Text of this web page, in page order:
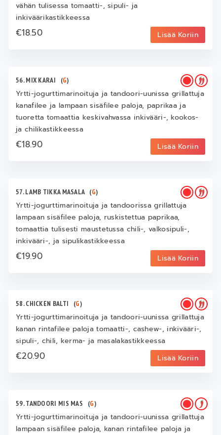
vähän tulisessa tomaatti-, sipuli- ja
inkiväärikastikkeessa
€18.50 Lisää Koriin
56. MIX KARAI (G)
Yrtti-jogurttimarinoituja ja tandoori-uunissa grillattuja
kanafilee ja lampaan sisäfilee paloja, paprikaa ja
tuoretta tomaattia keskivahvassa inkivääri-, kookos-
ja chilikastikkeessa
€18.90 Lisää Koriin
57. LAMB TIKKA MASALA (G)
Yrtti-jogurttimarinoituja ja tandoorissa grillattuja
lampaan sisäfilee paloja, ruskistettua paprikaa,
tomaattia tulisesti maustetussa chili-, valkosipuli-,
inkivääri-, ja sipulikastikkeessa
€19.90 Lisää Koriin
58. CHICKEN BALTI (G)
Yrtti-jogurttimarinoituja ja tandoori-uunissa grillattuja
kanan rintafilee paloja tomaatti-, cashew-, inkivääri-,
sipuli-, chili, kerma- ja masalakastikkeessa
€20.90 Lisää Koriin
59. TANDOORI MIS MAS (G)
Yrtti-jogurttimarinoituja ja tandoori-uunissa grillattuja
lampaan sisäfilee paloja, kanan rintafilee paloja ja